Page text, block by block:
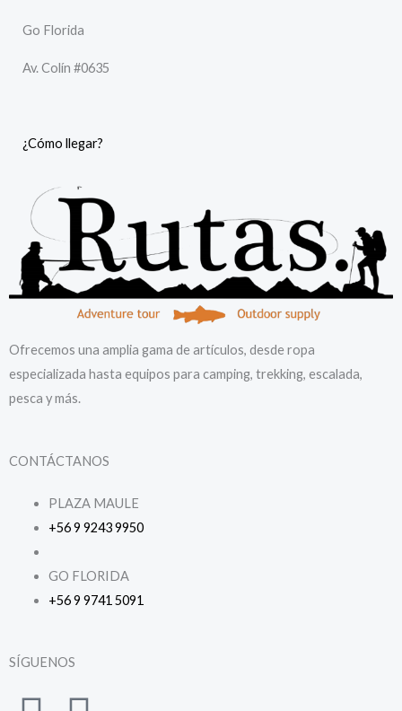
Go Florida
Av. Colín #0635
¿Cómo llegar?
Ofrecemos una amplia gama de artículos, desde ropa
especializada hasta equipos para camping, trekking, escalada,
pesca y más.
CONTÁCTANOS
PLAZA MAULE
+56 9 9243 9950
GO FLORIDA
+56 9 9741 5091
SÍGUENOS